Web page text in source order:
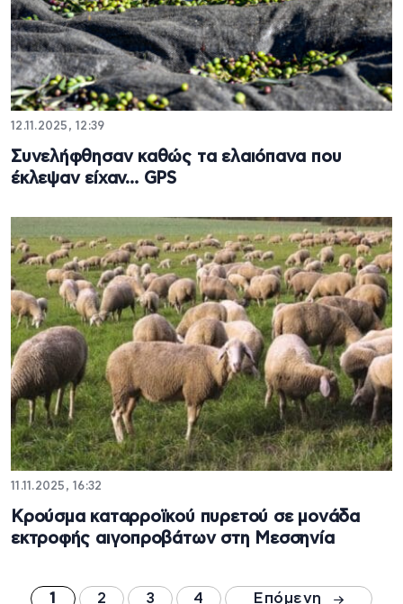
12.11.2025, 12:39
Συνελήφθησαν καθώς τα ελαιόπανα που
έκλεψαν είχαν… GPS
11.11.2025, 16:32
Κρούσμα καταρροϊκού πυρετού σε μονάδα
εκτροφής αιγοπροβάτων στη Μεσσηνία
1 2 3 4 Επόμενη